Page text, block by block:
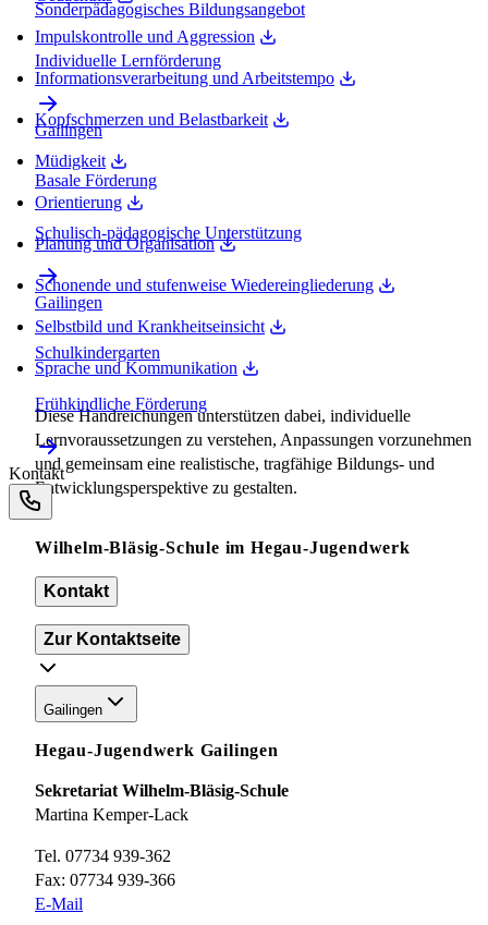
Impulskontrolle und Aggression
Informationsverarbeitung und Arbeitstempo
Kopfschmerzen und Belastbarkeit
Müdigkeit
Orientierung
Planung und Organisation
Schonende und stufenweise Wiedereingliederung
Selbstbild und Krankheitseinsicht
Sprache und Kommunikation
Diese Handreichungen unterstützen dabei, individuelle
Lernvoraussetzungen zu verstehen, Anpassungen vorzunehmen
und gemeinsam eine realistische, tragfähige Bildungs- und
Entwicklungsperspektive zu gestalten.
Sonderpädagogisches Bildungsangebot
Individuelle Lernförderung
Gailingen
Basale Förderung
Schulisch-pädagogische Unterstützung
Gailingen
Schulkindergarten
Frühkindliche Förderung
Kontakt
Wilhelm-Bläsig-Schule im Hegau-Jugendwerk
Kontakt
Zur Kontaktseite
Gailingen
Hegau-Jugendwerk Gailingen
Sekretariat Wilhelm-Bläsig-Schule
Martina Kemper-Lack
Tel. 07734 939-362
Fax: 07734 939-366
E-Mail